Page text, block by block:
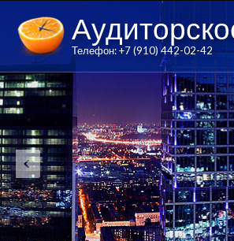
Телефон: +7 (910) 442-02-42